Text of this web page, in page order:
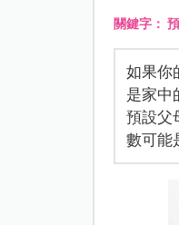
關鍵字：
如果你
是家中
預設父
數可能